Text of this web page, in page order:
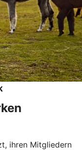
ihren Mitgliedern